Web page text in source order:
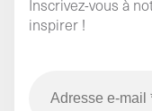
Inscrivez-vous à
inspirer !